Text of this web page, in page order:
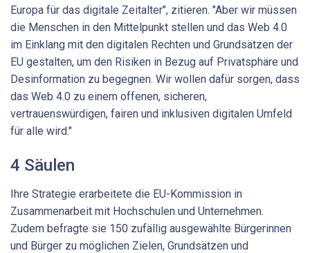
Europa für das digitale Zeitalter", zitieren. "Aber wir müssen
die Menschen in den Mittelpunkt stellen und das Web 4.0
im Einklang mit den digitalen Rechten und Grundsätzen der
EU gestalten, um den Risiken in Bezug auf Privatsphäre und
Desinformation zu begegnen. Wir wollen dafür sorgen, dass
das Web 4.0 zu einem offenen, sicheren,
vertrauenswürdigen, fairen und inklusiven digitalen Umfeld
für alle wird."
4 Säulen
Ihre Strategie erarbeitete die EU-Kommission in
Zusammenarbeit mit Hochschulen und Unternehmen.
Zudem befragte sie 150 zufällig ausgewählte Bürgerinnen
und Bürger zu möglichen Zielen, Grundsätzen und